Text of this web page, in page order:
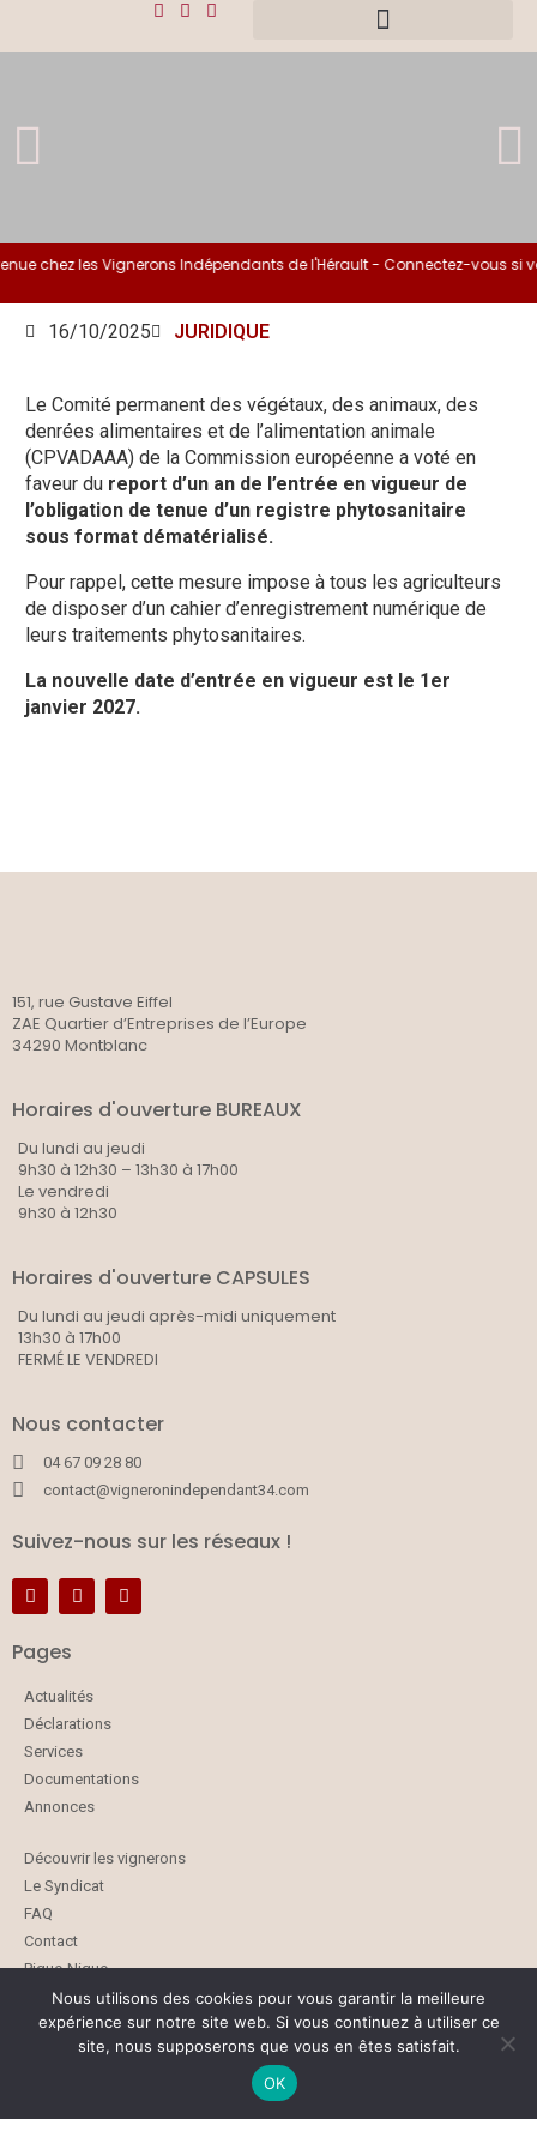
chez les Vignerons Indépendants de l'Hérault - Connectez-vous si
16/10/2025 JURIDIQUE
Le Comité permanent des végétaux, des animaux, des
denrées alimentaires et de l’alimentation animale
(CPVADAAA) de la Commission européenne a voté en
faveur du report d’un an de l’entrée en vigueur de
l’obligation de tenue d’un registre phytosanitaire
sous format dématérialisé.
Pour rappel, cette mesure impose à tous les agriculteurs
de disposer d’un cahier d’enregistrement numérique de
leurs traitements phytosanitaires.
La nouvelle date d’entrée en vigueur est le 1er
janvier 2027.
151, rue Gustave Eiffel
ZAE Quartier d’Entreprises de l’Europe
34290 Montblanc
Horaires d'ouverture BUREAUX
Du lundi au jeudi
9h30 à 12h30 – 13h30 à 17h00
Le vendredi
9h30 à 12h30
Horaires d'ouverture CAPSULES
Du lundi au jeudi après-midi uniquement
13h30 à 17h00
FERMÉ LE VENDREDI
Nous contacter
04 67 09 28 80
contact@vigneronindependant34.com
Suivez-nous sur les réseaux !
Pages
Actualités
Déclarations
Services
Documentations
Annonces
Découvrir les vignerons
Le Syndicat
FAQ
Contact
Pique-Nique
CGV
Nous utilisons des cookies pour vous garantir la meilleure
expérience sur notre site web. Si vous continuez à utiliser ce
site, nous supposerons que vous en êtes satisfait.
OK